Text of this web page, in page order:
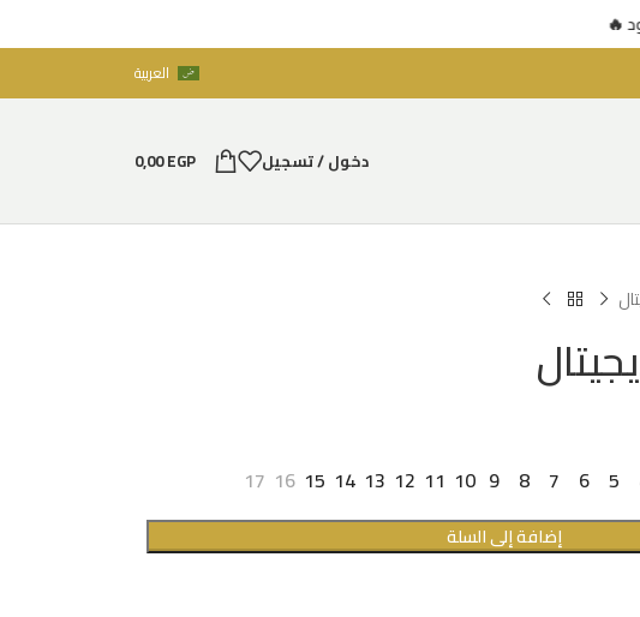
العربية
دخول / تسجيل 0,00EGP
5
6
7
8
9
10
11
12
13
14
15
16
17
إضافة إلى السلة